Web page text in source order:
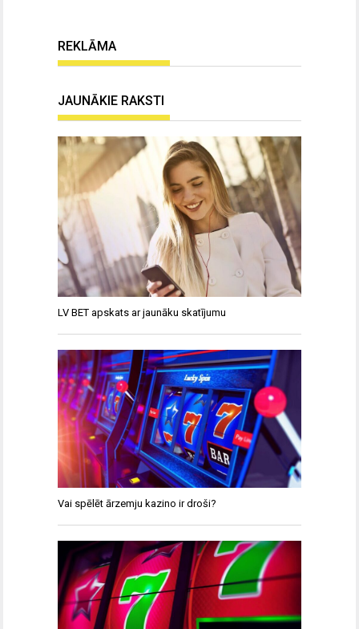
REKLĀMA
JAUNĀKIE RAKSTI
LV BET apskats ar jaunāku skatījumu
Vai spēlēt ārzemju kazino ir droši?